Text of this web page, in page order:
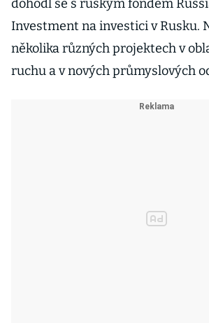
dohodl se s ruským fondem
Investment na investici v Rusku.
několika různých projektech v
ruchu a v nových průmyslových